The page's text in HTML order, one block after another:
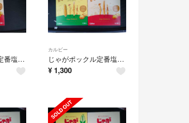
じゃがポックル定番塩味１箱１０袋入りです✨
カルビー
じゃがポックル定番塩味５袋＋限定とうきび味５袋計１０袋です😆
¥ 1,300